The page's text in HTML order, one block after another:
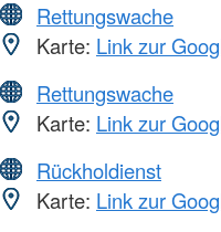
Rettungswache
Karte: Link zur
Rettungswache
Karte: Link zur
Rückholdienst
Karte: Link zur